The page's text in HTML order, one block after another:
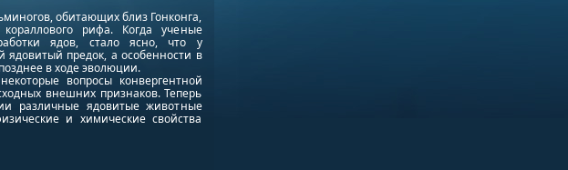
обитающих близ Гонконга,
рифа. Когда ученые
ядов, стало ясно, что у
предок, а особенности в
в ходе эволюции.
вопросы конвергентной
внешних признаков. Теперь
различные ядовитые животные
и химические свойства